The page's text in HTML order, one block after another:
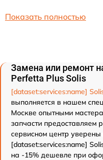
Показать полностью
Замена или ремонт
Perfetta Plus Solis
[dataset:services:name]
выполняется в нашем
Москве опытными
запчасти
сервисном центр уверены
[dataset:services:name]
на -15% дешевле при